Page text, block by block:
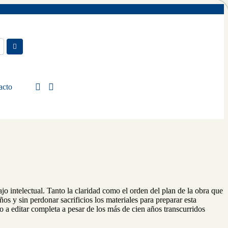
intelectual. Tanto la claridad como el orden del plan de la obra que
y sin perdonar sacrificios los materiales para preparar esta
editar completa a pesar de los más de cien años transcurridos